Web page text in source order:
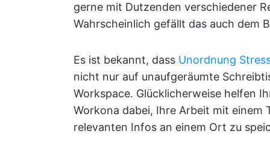
gerne mit Dutzenden verschiedener
Wahrscheinlich gefällt das auch dem
Es ist bekannt, dass Unordnung
nicht nur auf unaufgeräumte
Workspace. Glücklicherweise helfen
Workona dabei, Ihre Arbeit mit einem
relevanten Infos an einem Ort zu